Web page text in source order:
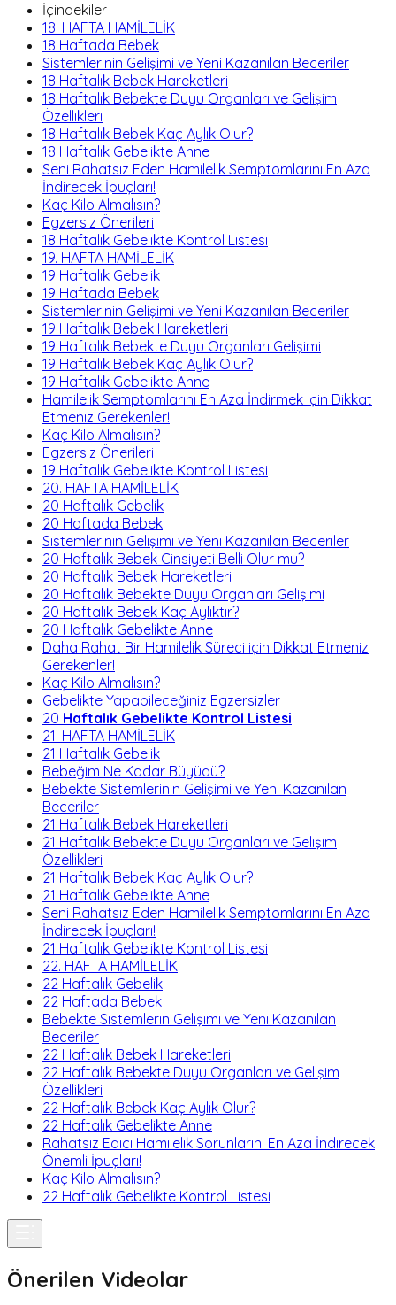
İçindekiler
18. HAFTA HAMİLELİK
18 Haftada Bebek
Sistemlerinin Gelişimi ve Yeni Kazanılan Beceriler
18 Haftalık Bebek Hareketleri
18 Haftalık Bebekte Duyu Organları ve Gelişim
Özellikleri
18 Haftalık Bebek Kaç Aylık Olur?
18 Haftalık Gebelikte Anne
Seni Rahatsız Eden Hamilelik Semptomlarını En Aza
İndirecek İpuçları!
Kaç Kilo Almalısın?
Egzersiz Önerileri
18 Haftalık Gebelikte Kontrol Listesi
19. HAFTA HAMİLELİK
19 Haftalık Gebelik
19 Haftada Bebek
Sistemlerinin Gelişimi ve Yeni Kazanılan Beceriler
19 Haftalık Bebek Hareketleri
19 Haftalık Bebekte Duyu Organları Gelişimi
19 Haftalık Bebek Kaç Aylık Olur?
19 Haftalık Gebelikte Anne
Hamilelik Semptomlarını En Aza İndirmek için Dikkat
Etmeniz Gerekenler!
Kaç Kilo Almalısın?
Egzersiz Önerileri
19 Haftalık Gebelikte Kontrol Listesi
20. HAFTA HAMİLELİK
20 Haftalık Gebelik
20 Haftada Bebek
Sistemlerinin Gelişimi ve Yeni Kazanılan Beceriler
20 Haftalık Bebek Cinsiyeti Belli Olur mu?
20 Haftalık Bebek Hareketleri
20 Haftalık Bebekte Duyu Organları Gelişimi
20 Haftalık Bebek Kaç Aylıktır?
20 Haftalık Gebelikte Anne
Daha Rahat Bir Hamilelik Süreci için Dikkat Etmeniz
Gerekenler!
Kaç Kilo Almalısın?
Gebelikte Yapabileceğiniz Egzersizler
20 Haftalık Gebelikte Kontrol Listesi
21. HAFTA HAMİLELİK
21 Haftalık Gebelik
Bebeğim Ne Kadar Büyüdü?
Bebekte Sistemlerinin Gelişimi ve Yeni Kazanılan
Beceriler
21 Haftalık Bebek Hareketleri
21 Haftalık Bebekte Duyu Organları ve Gelişim
Özellikleri
21 Haftalık Bebek Kaç Aylık Olur?
21 Haftalık Gebelikte Anne
Seni Rahatsız Eden Hamilelik Semptomlarını En Aza
İndirecek İpuçları!
21 Haftalık Gebelikte Kontrol Listesi
22. HAFTA HAMİLELİK
22 Haftalık Gebelik
22 Haftada Bebek
Bebekte Sistemlerin Gelişimi ve Yeni Kazanılan
Beceriler
22 Haftalık Bebek Hareketleri
22 Haftalık Bebekte Duyu Organları ve Gelişim
Özellikleri
22 Haftalık Bebek Kaç Aylık Olur?
22 Haftalık Gebelikte Anne
Rahatsız Edici Hamilelik Sorunlarını En Aza İndirecek
Önemli İpuçları!
Kaç Kilo Almalısın?
22 Haftalık Gebelikte Kontrol Listesi
Önerilen Videolar